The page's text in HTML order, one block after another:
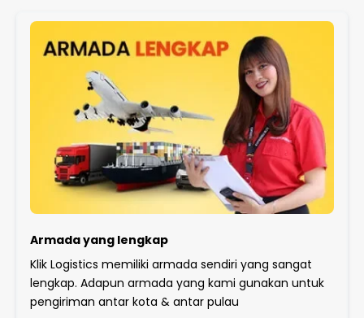
Armada yang lengkap
Klik Logistics memiliki armada sendiri yang sangat
lengkap. Adapun armada yang kami gunakan untuk
pengiriman antar kota & antar pulau